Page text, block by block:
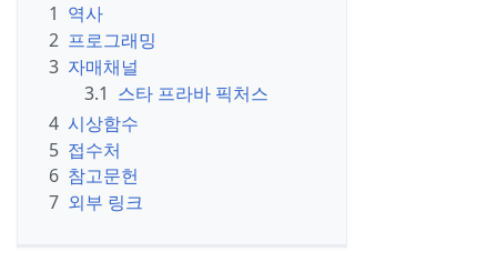
1 역사
2 프로그래밍
3 자매채널
3.1 스타 프라바 픽처스
4 시상함수
5 접수처
6 참고문헌
7 외부 링크